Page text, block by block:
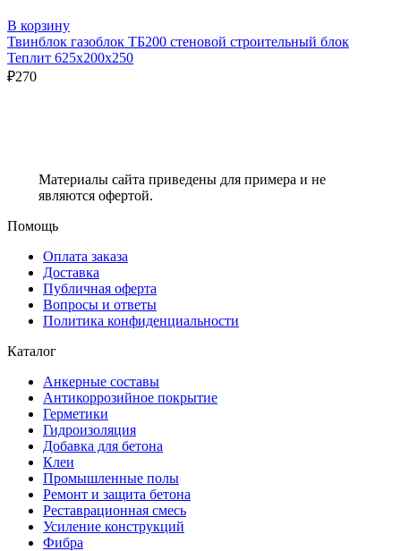
В корзину
Твинблок газоблок ТБ200 стеновой строительный блок
Теплит 625х200х250
₽270
Материалы сайта приведены для примера и не
являются офертой.
Помощь
Оплата заказа
Доставка
Публичная оферта
Вопросы и ответы
Политика конфиденциальности
Каталог
Анкерные составы
Антикоррозийное покрытие
Герметики
Гидроизоляция
Добавка для бетона
Клеи
Промышленные полы
Ремонт и защита бетона
Реставрационная смесь
Усиление конструкций
Фибра